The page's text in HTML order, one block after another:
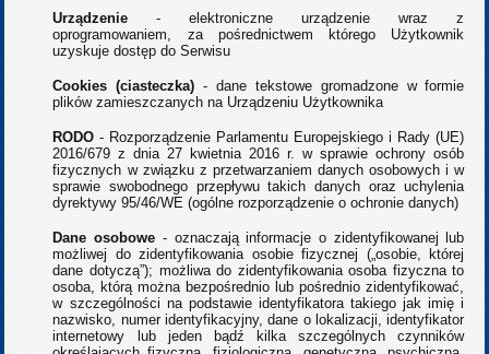
Urządzenie - elektroniczne urządzenie wraz z
oprogramowaniem, za pośrednictwem którego Użytkownik
uzyskuje dostęp do Serwisu
Cookies (ciasteczka) - dane tekstowe gromadzone w formie
plików zamieszczanych na Urządzeniu Użytkownika
RODO - Rozporządzenie Parlamentu Europejskiego i Rady (UE)
2016/679 z dnia 27 kwietnia 2016 r. w sprawie ochrony osób
fizycznych w związku z przetwarzaniem danych osobowych i w
sprawie swobodnego przepływu takich danych oraz uchylenia
dyrektywy 95/46/WE (ogólne rozporządzenie o ochronie danych)
Dane osobowe - oznaczają informacje o zidentyfikowanej lub
możliwej do zidentyfikowania osobie fizycznej („osobie, której
dane dotyczą”); możliwa do zidentyfikowania osoba fizyczna to
osoba, którą można bezpośrednio lub pośrednio zidentyfikować,
w szczególności na podstawie identyfikatora takiego jak imię i
nazwisko, numer identyfikacyjny, dane o lokalizacji, identyfikator
internetowy lub jeden bądź kilka szczególnych czynników